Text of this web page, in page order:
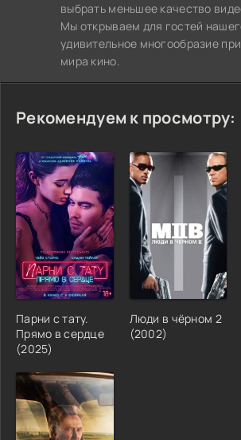
выбрать меньшее качество
Мы открываем для гостей
удивительное многообразие
мира кино.
Рекомендуем к просмотру:
Парни с тату.
Прямо в сердце
(2025)
Люди в чёрном 2
(2002)